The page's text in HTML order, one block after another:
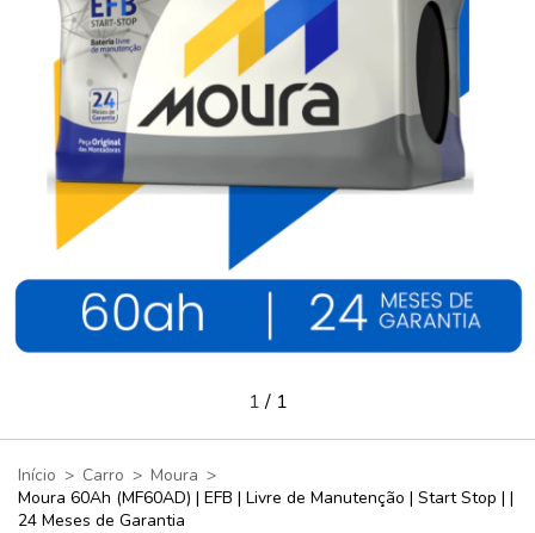
1/ 1
Início > Carro > Moura >
Moura 60Ah (MF60AD) | EFB | Livre de Manutenção | Start Stop | |
24 Meses de Garantia